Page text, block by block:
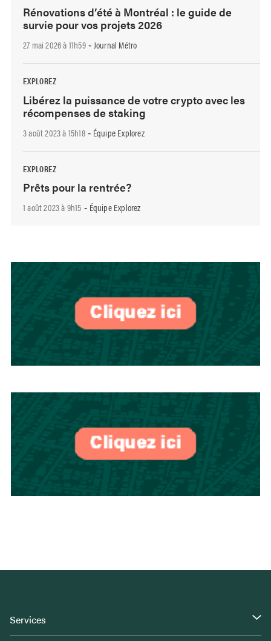
Rénovations d’été à Montréal : le guide de
survie pour vos projets 2026
27 mai 2026 à 11h59- Journal Métro
EXPLOREZ
Libérez la puissance de votre crypto avec les
récompenses de staking
3 août 2023 à 15h18- Équipe Explorez
EXPLOREZ
Prêts pour la rentrée?
1 août 2023 à 9h15 - Équipe Explorez
Services